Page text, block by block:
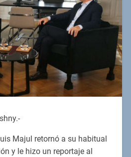
Majul retornó a su habitual
y le hizo un reportaje al